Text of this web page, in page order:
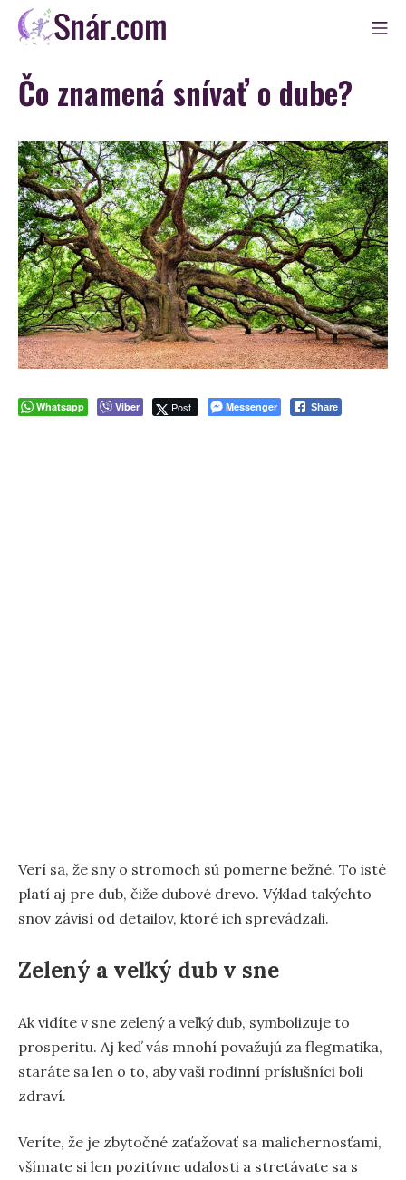
Skip
Snár
Čo znamená snívať o dube?
Whatsapp Viber Post Messenger Share
Verí sa, že sny o stromoch sú pomerne bežné. To isté
platí aj pre dub, čiže dubové drevo. Výklad takýchto
snov závisí od detailov, ktoré ich sprevádzali.
Zelený a veľký dub v sne
Ak vidíte v sne zelený a veľký dub, symbolizuje to
prosperitu. Aj keď vás mnohí považujú za flegmatika,
staráte sa len o to, aby vaši rodinní príslušníci boli
zdraví.
Veríte, že je zbytočné zaťažovať sa malichernosťami,
všímate si len pozitívne udalosti a stretávate sa s